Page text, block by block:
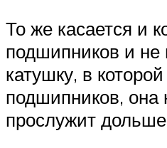
То же касается и
подшипников и не
катушку, в
подшипников, она
прослужит дольше